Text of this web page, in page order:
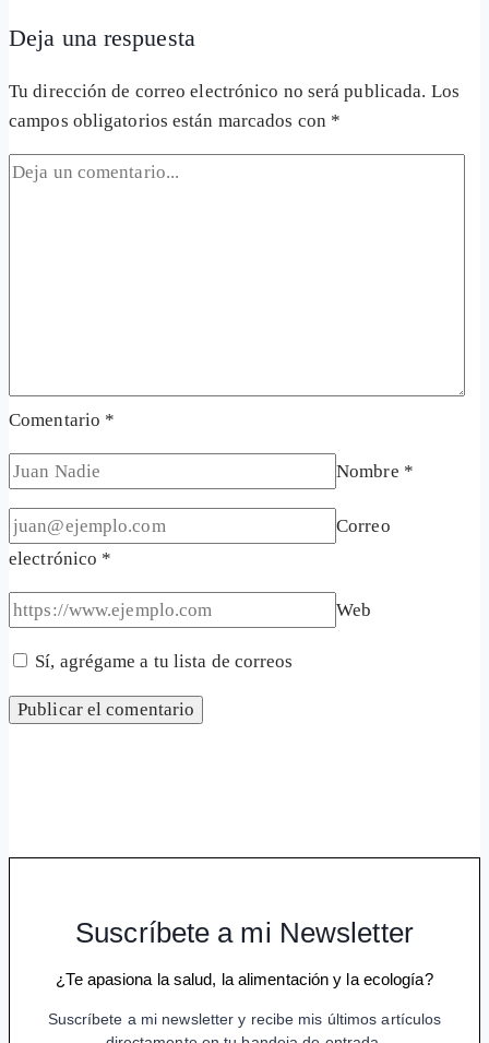
Deja una respuesta
Tu dirección de correo electrónico no será publicada. Los
campos obligatorios están marcados con *
Comentario *
Nombre *
Correo
electrónico *
Web
Sí, agrégame a tu lista de correos
Suscríbete a mi Newsletter
¿Te apasiona la salud, la alimentación y la ecología?
Suscríbete a mi newsletter y recibe mis últimos artículos